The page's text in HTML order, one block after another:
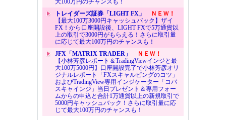
大100万円のチャンスも！
トレイダーズ証券「LIGHT FX」
ＮＥＷ！
【最大100万3000円キャッシュバック】ザイ
FX！から口座開設後、LIGHT FXで5万通貨以
上の取引で3000円がもらえる！さらに取引量
に応じて最大100万円のチャンスも！
JFX「MATRIX TRADER」
ＮＥＷ！
【小林芳彦レポート＆TradingViewインジと最
大100万5000円】口座開設完了で小林芳彦オリ
ジナルレポート「FXスキャルピングのコツ」
およびTradingView専用インジケーター「コバ
スキャインジ」当日プレゼント＆専用フォー
ムからの申込と合計1万通貨以上の新規取引で
5000円キャッシュバック！さらに取引量に応
じて最大100万円のチャンスも！